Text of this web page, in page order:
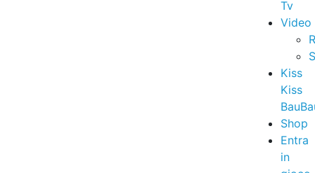
Tv
Video
Kiss
Kiss
Shop
Entra
in